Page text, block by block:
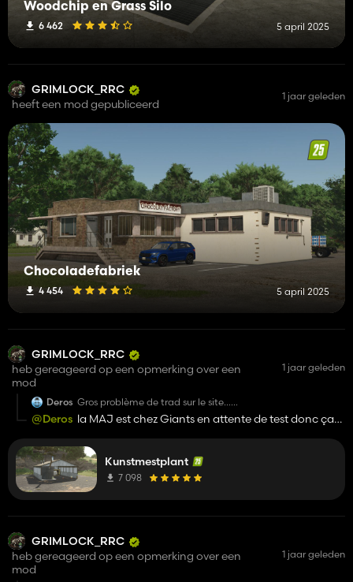
Woodchip en Grass Silo
6 462 5 april 2025
GRIMLOCK_RRC
heeft een mod gepubliceerd
1 jaar geleden
Chocoladefabriek
4 454 5 april 2025
GRIMLOCK_RRC
heb gereageerd op een opmerking over een
mod
1 jaar geleden
Deros Gros problème de trad sur le site...
Ne fait pas de la RTM mais de l'engrais.
Pas de paille ensilage foin mais fumier lisier digestat...
@Deros la MAJ est chez Giants en attente de test donc ça
Kunstmestplant
7 098
GRIMLOCK_RRC
heb gereageerd op een opmerking over een
mod
1 jaar geleden